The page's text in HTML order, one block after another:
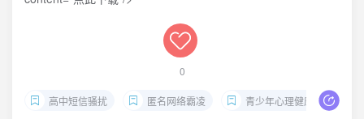
0
高中短信骚扰 匿名网络霸凌 青少年心理健康